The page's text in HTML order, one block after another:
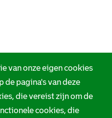
van onze eigen cookies
de pagina's van deze
die vereist zijn om de
cookies, die